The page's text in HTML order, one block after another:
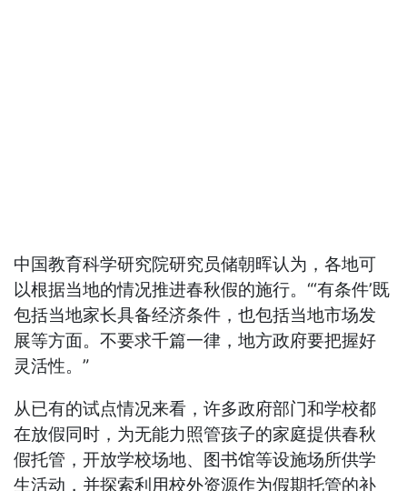
中国教育科学研究院研究员储朝晖认为，各地可
以根据当地的情况推进春秋假的施行。“‘有条件’既
包括当地家长具备经济条件，也包括当地市场发
展等方面。不要求千篇一律，地方政府要把握好
灵活性。”
从已有的试点情况来看，许多政府部门和学校都
在放假同时，为无能力照管孩子的家庭提供春秋
假托管，开放学校场地、图书馆等设施场所供学
生活动，并探索利用校外资源作为假期托管的补